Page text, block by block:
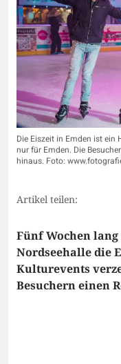
Die Eiszeit in Emden ist
nur für Emden. Die
hinaus. Foto:
Artikel teilen:
Fünf Wochen
Nordseehalle die
Kulturevents
Besuchern einen